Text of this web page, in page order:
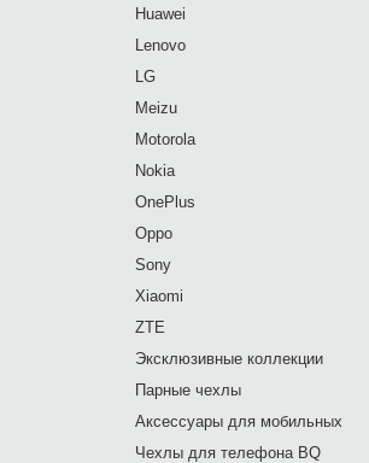
Huawei
Lenovo
LG
Meizu
Motorola
Nokia
OnePlus
Oppo
Sony
Xiaomi
ZTE
Эксклюзивные коллекции
Парные чехлы
Аксессуары для мобильных
Чехлы для телефона BQ